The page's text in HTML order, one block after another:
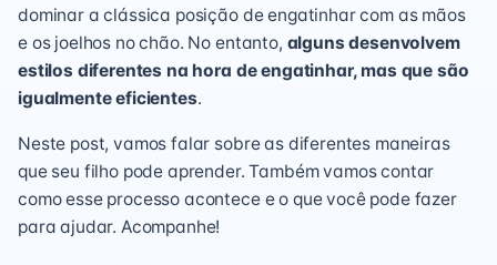
dominar a clássica posição de engatinhar com as mãos
e os joelhos no chão. No entanto, alguns desenvolvem
estilos diferentes na hora de engatinhar, mas que são
igualmente eficientes.
Neste post, vamos falar sobre as diferentes maneiras
que seu filho pode aprender. Também vamos contar
como esse processo acontece e o que você pode fazer
para ajudar. Acompanhe!